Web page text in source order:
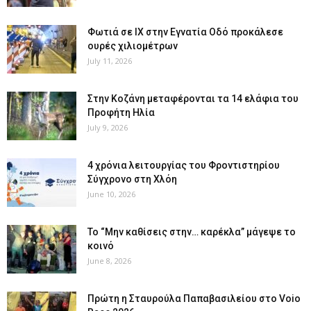
Φωτιά σε ΙΧ στην Εγνατία Οδό προκάλεσε
ουρές χιλιομέτρων
July 11, 2026
Στην Κοζάνη μεταφέρονται τα 14 ελάφια του
Προφήτη Ηλία
July 9, 2026
4 χρόνια λειτουργίας του Φροντιστηρίου
Σύγχρονο στη Χλόη
June 10, 2026
Το “Μην καθίσεις στην… καρέκλα” μάγεψε το
κοινό
June 8, 2026
Πρώτη η Σταυρούλα Παπαβασιλείου στο Voio